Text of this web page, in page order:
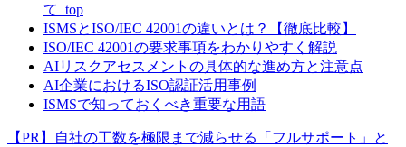
て_top
ISMSとISO/IEC 42001の違いとは？【徹底比較】
ISO/IEC 42001の要求事項をわかりやすく解説
AIリスクアセスメントの具体的な進め方と注意点
AI企業におけるISO認証活用事例
ISMSで知っておくべき重要な用語
【PR】自社の工数を極限まで減らせる「フルサポート」と